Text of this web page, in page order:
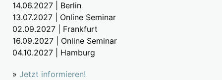
14.06.2027 | Berlin
13.07.2027 | Online Seminar
02.09.2027 | Frankfurt
16.09.2027 | Online Seminar
04.10.2027 | Hamburg
» Jetzt informieren!